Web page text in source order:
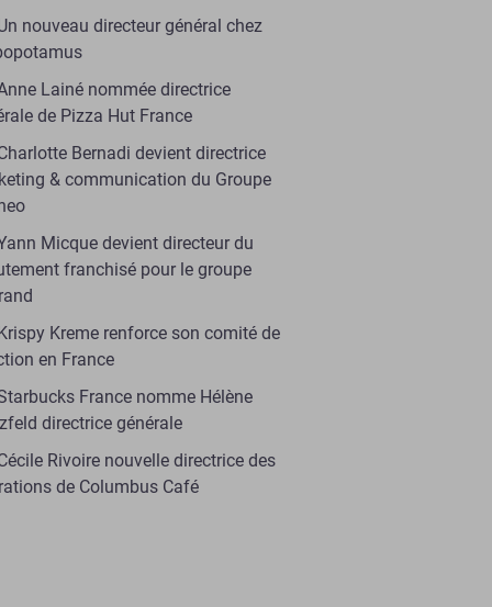
nouveau directeur général chez
Lainé nommée directrice
de Pizza Hut France
Bernadi devient directrice
& communication du Groupe
Micque devient directeur du
franchisé pour le groupe
Kreme renforce son comité de
en France
France nomme Hélène
directrice générale
Rivoire nouvelle directrice des
de Columbus Café